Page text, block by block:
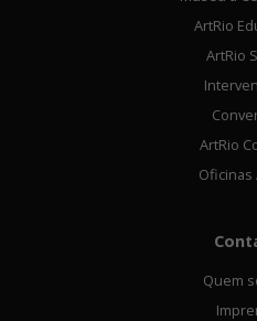
ArtRio
ArtRio
ArtRio
Oficinas
Quem